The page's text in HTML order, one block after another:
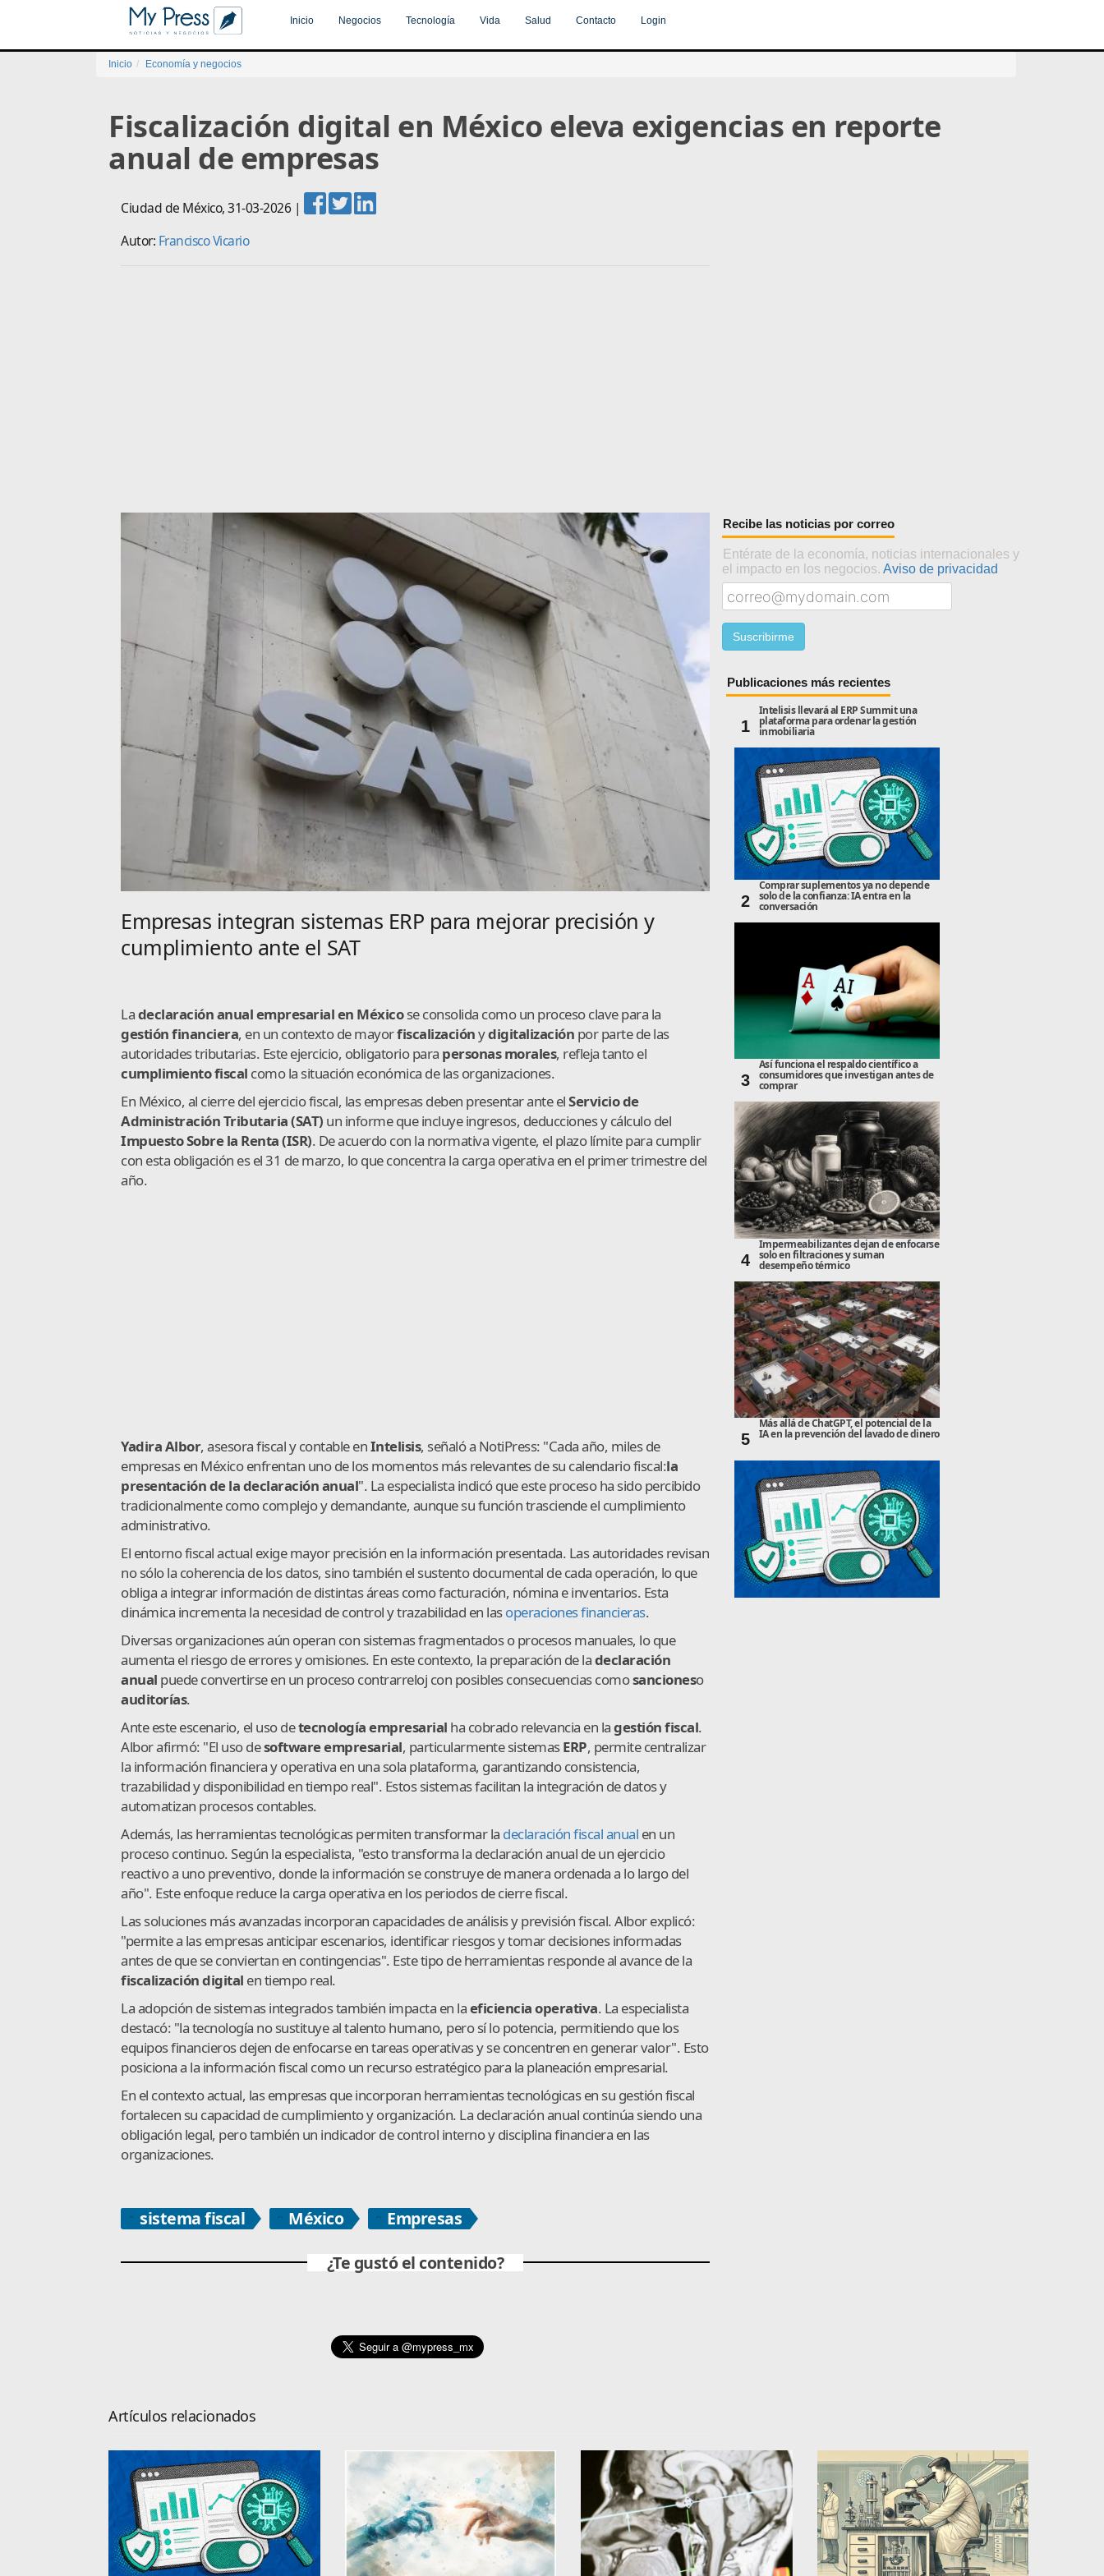
Inicio Negocios Tecnología Vida Salud Contacto Login
Inicio Economía y negocios
Fiscalización digital en México eleva exigencias en reporte
anual de empresas
Ciudad de México,31-03-2026|
Autor: Francisco Vicario
Empresas integran sistemas ERP para mejorar precisión y
cumplimiento ante el SAT
Ladeclaración anual empresarial en Méxicose consolida como un proceso clave para la
gestión financiera, en un contexto de mayorfiscalizaciónydigitalización por parte de las
autoridades tributarias. Este ejercicio, obligatorio para personas morales, refleja tanto el
cumplimiento fiscal como la situación económica de las organizaciones.
En México, al cierre del ejercicio fiscal, las empresas deben presentar ante elServicio de
Administración Tributaria (SAT) un informe que incluye ingresos, deducciones y cálculo del
Impuesto Sobre la Renta (ISR). De acuerdo con la normativa vigente, el plazo límite para cumplir
con esta obligación es el 31 de marzo, lo que concentra la carga operativa en el primer trimestre del
año.
Yadira Albor, asesora fiscal y contable enIntelisis, señaló a NotiPress: "Cada año, miles de
empresas en México enfrentan uno de los momentos más relevantes de su calendario fiscal:la
presentación de la declaración anual". La especialista indicó que este proceso ha sido percibido
tradicionalmente como complejo y demandante, aunque su función trasciende el cumplimiento
administrativo.
El entorno fiscal actual exige mayor precisión en la información presentada. Las autoridades revisan
no sólo la coherencia de los datos, sino también el sustento documental de cada operación, lo que
obliga a integrar información de distintas áreas como facturación, nómina e inventarios. Esta
dinámica incrementa la necesidad de control y trazabilidad en lasoperaciones financieras.
Diversas organizaciones aún operan con sistemas fragmentados o procesos manuales, lo que
aumenta el riesgo de errores y omisiones. En este contexto, la preparación de ladeclaración
anual puede convertirse en un proceso contrarreloj con posibles consecuencias comosancioneso
auditorías.
Ante este escenario, el uso detecnología empresarial ha cobrado relevancia en lagestión fiscal.
Albor afirmó: "El uso desoftware empresarial, particularmente sistemasERP, permite centralizar
la información financiera y operativa en una sola plataforma, garantizando consistencia,
trazabilidad y disponibilidad en tiempo real". Estos sistemas facilitan la integración de datos y
automatizan procesos contables.
Además, las herramientas tecnológicas permiten transformar la declaración fiscal anual en un
proceso continuo. Según la especialista, "esto transforma la declaración anual de un ejercicio
reactivo a uno preventivo, donde la información se construye de manera ordenada a lo largo del
año". Este enfoque reduce la carga operativa en los periodos de cierre fiscal.
Las soluciones más avanzadas incorporan capacidades de análisis y previsión fiscal. Albor explicó:
"permite a las empresas anticipar escenarios, identificar riesgos y tomar decisiones informadas
antes de que se conviertan en contingencias". Este tipo de herramientas responde al avance de la
fiscalización digital en tiempo real.
La adopción de sistemas integrados también impacta en laeficiencia operativa. La especialista
destacó: "la tecnología no sustituye al talento humano, pero sí lo potencia, permitiendo que los
equipos financieros dejen de enfocarse en tareas operativas y se concentren en generar valor". Esto
posiciona a la información fiscal como un recurso estratégico para la planeación empresarial.
En el contexto actual, las empresas que incorporan herramientas tecnológicas en su gestión fiscal
fortalecen su capacidad de cumplimiento y organización. La declaración anual continúa siendo una
obligación legal, pero también un indicador de control interno y disciplina financiera en las
organizaciones.
sistema fiscal México
Empresas
¿Te gustó el contenido?
Recibe las noticias por correo
Entérate de la economía, noticias internacionales y
el impacto en los negocios. Aviso de privacidad
Publicaciones más recientes
1
Intelisis llevará al ERP Summit una
plataforma para ordenar la gestión
inmobiliaria
2
Comprar suplementos ya no depende
solo de la confianza: IA entra en la
conversación
3
Así funciona el respaldo científico a
consumidores que investigan antes de
comprar
4
Impermeabilizantes dejan de enfocarse
solo en filtraciones y suman
desempeño térmico
5
Más allá de ChatGPT, el potencial de la
IA en la prevención del lavado de dinero
Artículos relacionados